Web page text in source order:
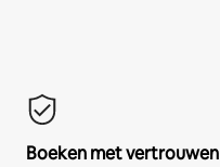
Boeken met vertrouwen